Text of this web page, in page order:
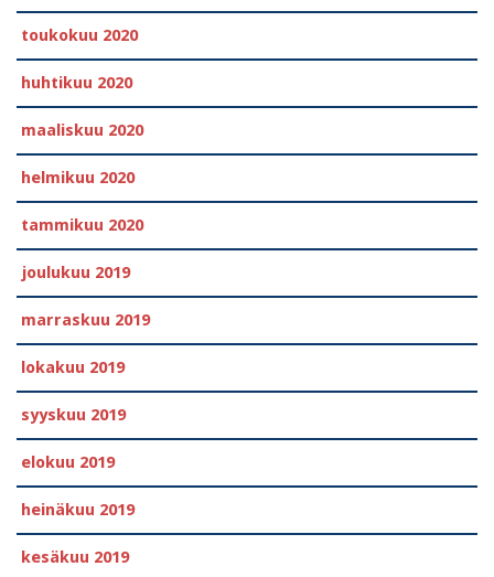
toukokuu 2020
huhtikuu 2020
maaliskuu 2020
helmikuu 2020
tammikuu 2020
joulukuu 2019
marraskuu 2019
lokakuu 2019
syyskuu 2019
elokuu 2019
heinäkuu 2019
kesäkuu 2019